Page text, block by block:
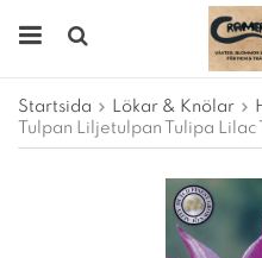
Startsida Lökar & Knölar
Tulpan Liljetulpan Tulipa Lilac